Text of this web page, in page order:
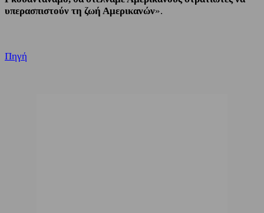
υπερασπιστούν τη ζωή Αμερικανών».
Πηγή